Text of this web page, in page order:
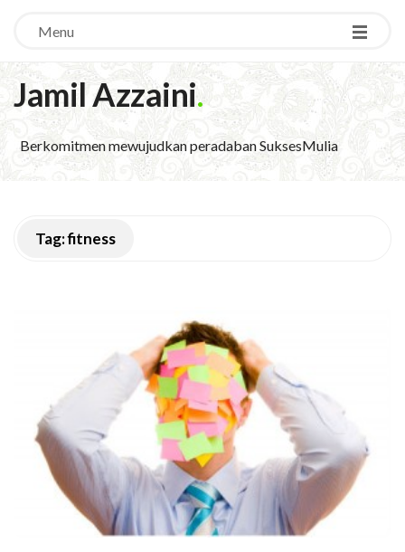
Menu
Jamil Azzaini.
Berkomitmen mewujudkan peradaban SuksesMulia
Tag:fitness